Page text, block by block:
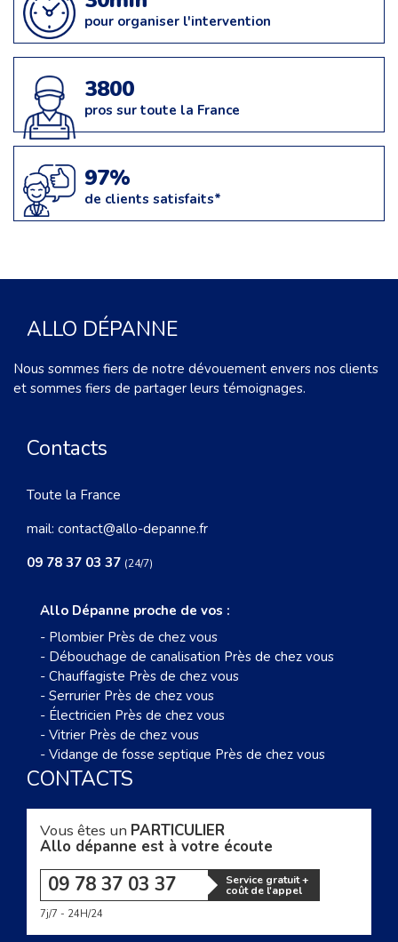
pour organiser l'intervention
3800
pros sur toute la France
97%
de clients satisfaits*
ALLO DÉPANNE
Nous sommes fiers de notre dévouement envers nos clients
et sommes fiers de partager leurs témoignages.
Contacts
Toute la France
mail: contact@allo-depanne.fr
09 78 37 03 37 (24/7)
Allo Dépanne proche de vos :
- Plombier Près de chez vous
- Débouchage de canalisation Près de chez vous
- Chauffagiste Près de chez vous
- Serrurier Près de chez vous
- Électricien Près de chez vous
- Vitrier Près de chez vous
- Vidange de fosse septique Près de chez vous
CONTACTS
Vous êtes un PARTICULIER
Allo dépanne est à votre écoute
09 78 37 03 37 Service gratuit +
coût de l'appel
7j/7 - 24H/24